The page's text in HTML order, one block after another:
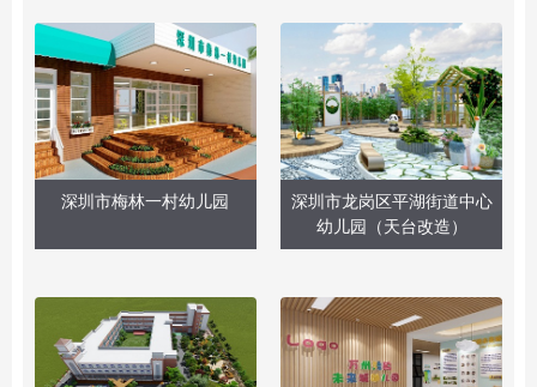
深圳市梅林一村幼儿园
深圳市龙岗区平湖街道中心
幼儿园（天台改造）